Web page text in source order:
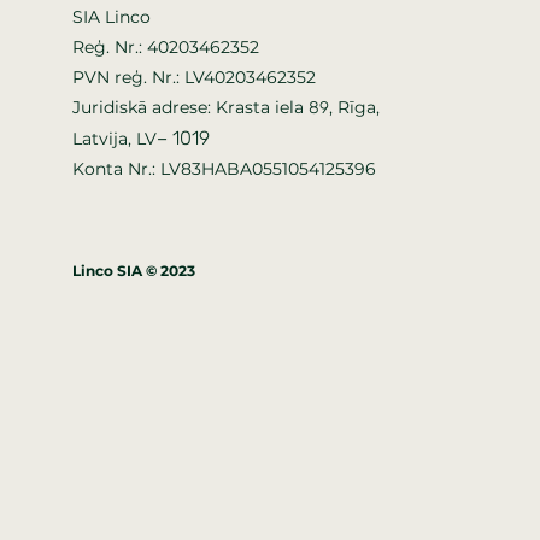
SIA Linco
Reģ. Nr.: 40203462352
PVN reģ. Nr.: LV40203462352
Juridiskā adrese: Krasta iela89, Rīga,
Latvija, LV– 1019
Konta Nr.: LV83HABA0551054125396
Linco SIA © 2023